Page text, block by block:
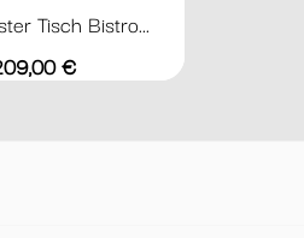
Tisch Bistro...
€